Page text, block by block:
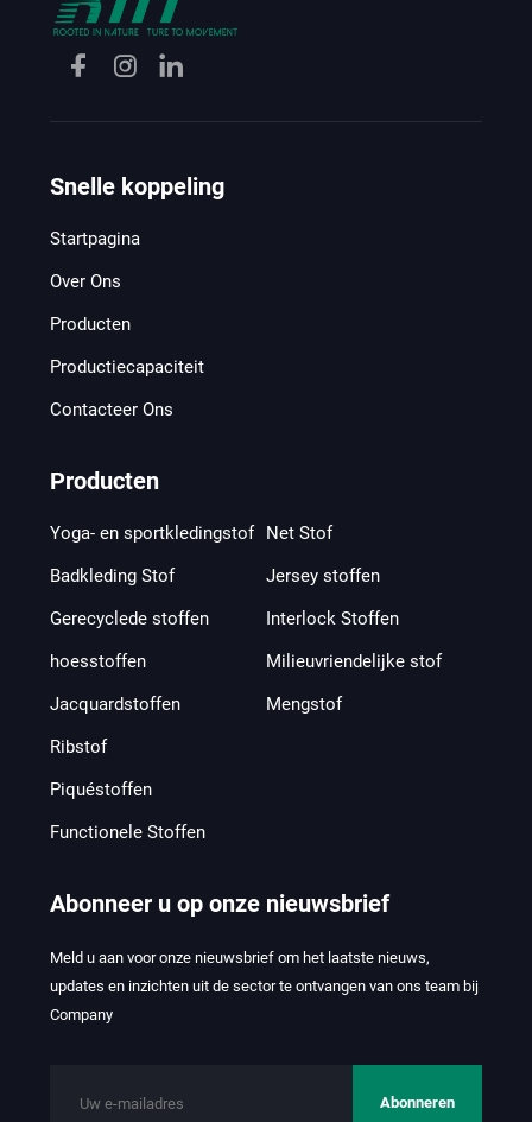
Snelle koppeling
Startpagina
Over Ons
Producten
Productiecapaciteit
Contacteer Ons
Producten
Yoga- en sportkledingstof
Badkleding Stof
Gerecyclede stoffen
hoesstoffen
Net Stof
Jersey stoffen
Interlock Stoffen
Milieuvriendelijke stof
Jacquardstoffen
Ribstof
Piquéstoffen
Functionele Stoffen
Mengstof
Abonneer u op onze nieuwsbrief
Meld u aan voor onze nieuwsbrief om het laatste nieuws,
updates en inzichten uit de sector te ontvangen van ons team bij
Company
Abonneren